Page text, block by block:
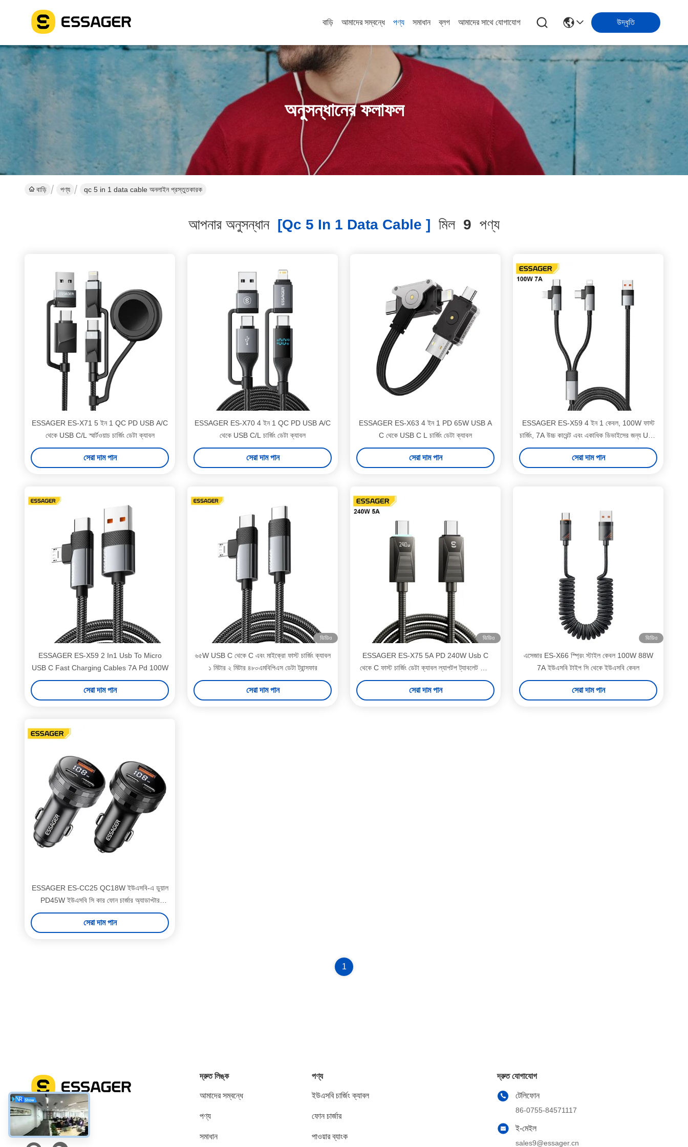
বাড়ি আমাদের সম্বন্ধে পণ্য সমাধান ব্লগ আমাদের সাথে যোগাযোগ উদ্ধৃতি
অনুসন্ধানের ফলাফল
বাড়ি পণ্য qc 5 in 1 data cable অনলাইন প্রস্তুতকারক
আপনার অনুসন্ধান[qc 5 In 1 Data Cable ] মিল 9 পণ্য
ESSAGER ES-X71 5 ইন 1 QC PD USB A/C
থেকে USB C/L স্মার্টওয়াচ চার্জিং ডেটা ক্যাবল
সেরা দাম পান
ESSAGER ES-X70 4 ইন 1 QC PD USB A/C
থেকে USB C/L চার্জিং ডেটা ক্যাবল
সেরা দাম পান
ESSAGER ES-X63 4 ইন 1 PD 65W USB A
C থেকে USB C L চার্জিং ডেটা ক্যাবল
সেরা দাম পান
ESSAGER ES-X59 4 ইন 1 কেবল, 100W ফাস্ট
চার্জিং, 7A উচ্চ কারেন্ট এবং একাধিক ডিভাইসের জন্য USB
2.0 480Mbps ডেটা ট্রান্সফার
সেরা দাম পান
ESSAGER ES-X59 2 In1 Usb To Micro
USB C Fast Charging Cables 7A Pd 100W
সেরা দাম পান
ভিডিও
৬৫W USB C থেকে C এবং মাইক্রো ফাস্ট চার্জিং ক্যাবল
১ মিটার ২ মিটার ৪৮০এমবিপিএস ডেটা ট্রান্সফার
সেরা দাম পান
ভিডিও
ESSAGER ES-X75 5A PD 240W Usb C
থেকে C ফাস্ট চার্জিং ডেটা ক্যাবল ল্যাপটপ ট্যাবলেট ফোন
এর জন্য
সেরা দাম পান
ভিডিও
এসেজার ES-X66 স্প্রিং স্টাইল কেবল 100W 88W
7A ইউএসবি টাইপ সি থেকে ইউএসবি কেবল
সেরা দাম পান
ESSAGER ES-CC25 QC18W ইউএসবি-এ ডুয়াল
PD45W ইউএসবি সি কার ফোন চার্জার অ্যাডাপ্টার
ডিজিটাল ডিসপ্লে সহ
সেরা দাম পান
1
সোশ্যাল মিডিয়া
দ্রুত লিঙ্ক
আমাদের সম্বন্ধে
পণ্য
সমাধান
পণ্য
ইউএসবি চার্জিং ক্যাবল
ফোন চার্জার
পাওয়ার ব্যাংক
দ্রুত যোগাযোগ
টেলিফোন
86-0755-84571117
ই-মেইল
sales9@essager.cn